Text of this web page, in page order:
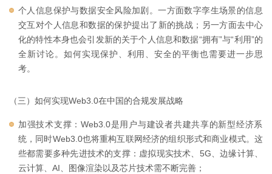
个人信息保护与数据安全风险加剧。一方面数字孪生场景的信息
交互对个人信息和数据的保护提出了新的挑战；另一方面去中心
化的特性本身也会引发新的关于个人信息和数据“拥有”与“利用”的
全新讨论。如何实现保护、利用、安全的平衡也需要进一步思
考。
（三）如何实现Web3.0在中国的合规发展战略
加强技术支撑：Web3.0是用户与建设者共建共享的新型经济系
统，同时Web3.0也将重构互联网经济的组织形式和商业模式。这
些都需要多种先进技术的支撑：虚拟现实技术、5G、边缘计算、
云计算、AI、图像渲染以及芯片技术需不断完善；